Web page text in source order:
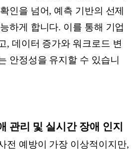
인을 넘어, 예측 기반의 선제
하게 합니다. 이를 통해 기업
, 데이터 증가와 워크로드 변
안정성을 유지할 수 있습니
관리 및 실시간 장애 인지
전 예방이 가장 이상적이지만,